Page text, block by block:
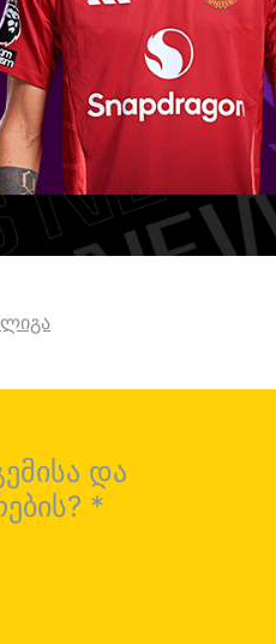
და
*